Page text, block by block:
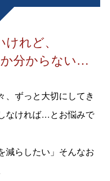
けれど、
分からない…
、ずっと大切にしてき
なければ…とお悩みで
減らしたい」そんなお